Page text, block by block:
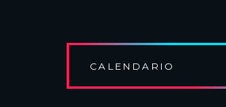
CALENDARIO